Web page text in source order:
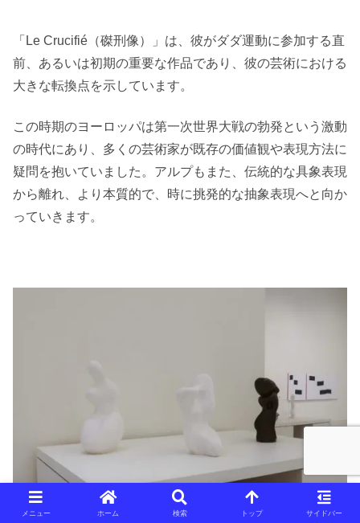
「Le Crucifié（磔刑像）」は、彼がダダ運動に参加する直
前、あるいは初期の重要な作品であり、彼の芸術における
大きな転換点を示しています。
この時期のヨーロッパは第一次世界大戦の勃発という激動
の時代にあり、多くの芸術家が既存の価値観や表現方法に
疑問を抱いていました。アルプもまた、伝統的な具象表現
から離れ、より本質的で、時に挑発的な抽象表現へと向か
っていきます。
メニュー ホーム 検索 トップ サイドバー